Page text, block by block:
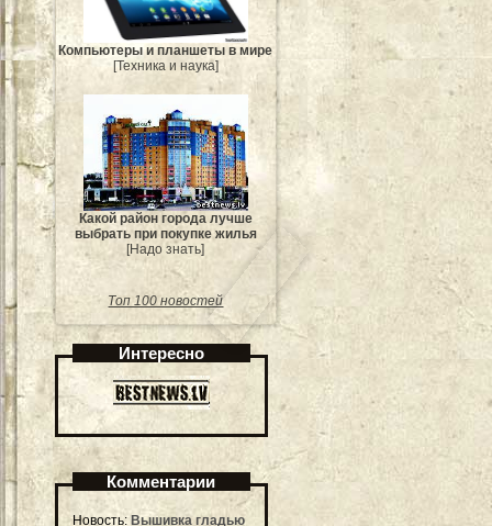
Компьютеры и планшеты в мире
[Техника и наука]
Какой район города лучше
выбрать при покупке жилья
[Надо знать]
Топ 100 новостей
Интересно
Комментарии
Новость: Вышивка гладью